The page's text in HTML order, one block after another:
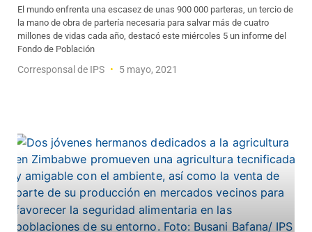
El mundo enfrenta una escasez de unas 900 000 parteras, un tercio de
la mano de obra de partería necesaria para salvar más de cuatro
millones de vidas cada año, destacó este miércoles 5 un informe del
Fondo de Población
Corresponsal de IPS 5 mayo, 2021